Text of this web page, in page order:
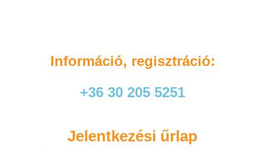
Információ, regisztráció:
+36 30 205 5251
Jelentkezési űrlap